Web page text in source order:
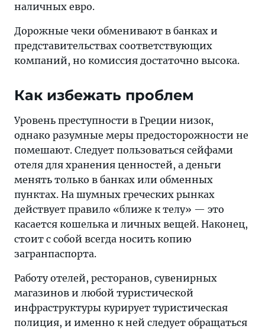
наличных евро.
Дорожные чеки обменивают в банках и
представительствах соответствующих
компаний, но комиссия достаточно высока.
Как избежать проблем
Уровень преступности в Греции низок,
однако разумные меры предосторожности не
помешают. Следует пользоваться сейфами
отеля для хранения ценностей, а деньги
менять только в банках или обменных
пунктах. На шумных греческих рынках
действует правило «ближе к телу» — это
касается кошелька и личных вещей. Наконец,
стоит с собой всегда носить копию
загранпаспорта.
Работу отелей, ресторанов, сувенирных
магазинов и любой туристической
инфраструктуры курирует туристическая
полиция, и именно к ней следует обращаться